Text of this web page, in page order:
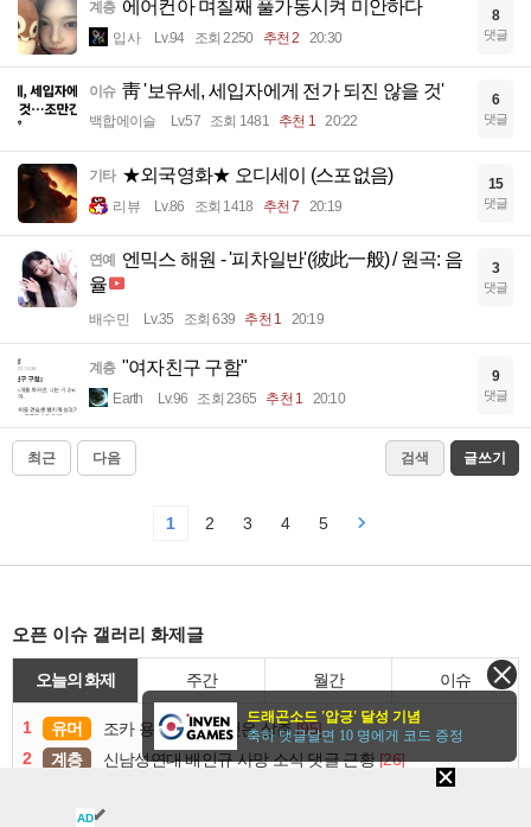
계층 에어컨아 며칠째 풀가동시켜 미안하다
입사 Lv.94 조회 2250 추천 2 20:30
8
댓글
이슈 靑 '보유세, 세입자에게 전가 되진 않을 것'
백합에이슬 Lv.57 조회 1481 추천 1 20:22
6
댓글
기타 ★외국영화★ 오디세이 (스포없음)
리뷰 Lv.86 조회 1418 추천 7 20:19
15
댓글
연예
엔믹스 해원 - '피차일반'(彼此一般) / 원곡: 음
율
배수민 Lv.35 조회 639 추천 1 20:19
3
댓글
계층 "여자친구 구함"
Earth Lv.96 조회 2365 추천 1 20:10
9
댓글
최근 다음 검색 글쓰기
1 2 3 4 5
오픈 이슈 갤러리 화제글
오늘의 화제 주간 월간 이슈
1 유머 조카 용돈 주다가 뺏은 삼촌 [95]
2
계층 신남성연대 배인규 사망 소식 댓글 근황 [26]
유머AD
드래곤소드 '압긍' 달성 기념
축하 댓글달면 10 명에게 코드 증정